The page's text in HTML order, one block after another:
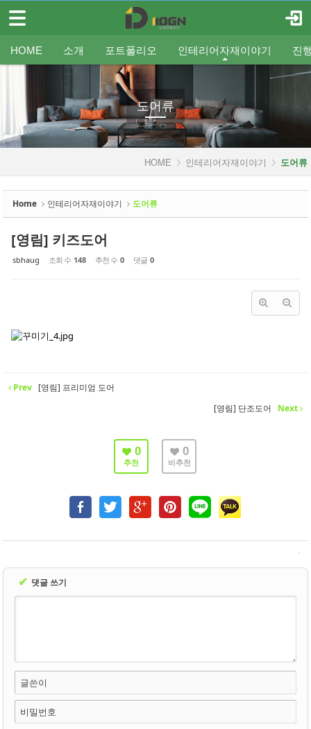
HOME 소개 포트폴리오 인테리어자재이야기 진
조직도 오시는 길
평형별샷시 기타공사
욕실 타일 바닥재 벽지
무료출장견적 인테리어셀프자동견적
Q&A FAQ
도어류
HOME 인테리어자재이야기 도어류
Home 인테리어자재이야기 도어류
[영림] 키즈도어
sbhaug 조회 수 148 추천 수 0 댓글 0
Prev [영림] 프리미엄 도어
[영림] 단조도어
Next
0
추천
0
비추천
✔ 댓글 쓰기
글쓴이
비밀번호
로그인
HOME
포트폴리오
인테리어자재이야기
- 중문/파티션
- 욕실
- 타일
견적문의
협력업체신청
고객센터
Sketchbook5, 스케치북5
Sketchbook5, 스케치북5